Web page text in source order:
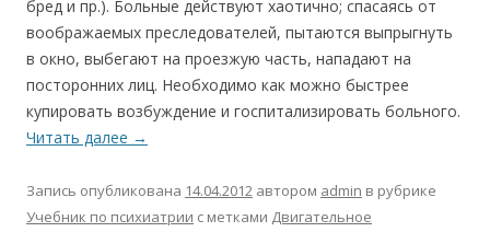
бред и пр.). Больные действуют хаотично; спасаясь от
воображаемых преследователей, пытаются выпрыгнуть
в окно, выбегают на проезжую часть, нападают на
посторонних лиц. Необходимо как можно быстрее
купировать возбуждение и госпитализировать больного.
Читать далее →
Запись опубликована 14.04.2012 автором admin в рубрике
Учебник по психиатрии с метками Двигательное